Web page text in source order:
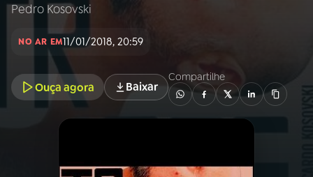
Início
01 INÍCIO
Pedro Kosovski
NO AR EM11/01/2018, 20:59
Ouça agora Baixar
Compartilhe